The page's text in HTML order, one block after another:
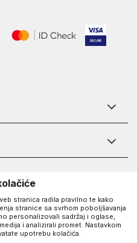
stranica radila pravilno te kako
stranice sa svrhom poboljšavanja
personalizovali sadržaj i oglase,
i analizirali promet. Nastavkom
upotrebu kolačića.